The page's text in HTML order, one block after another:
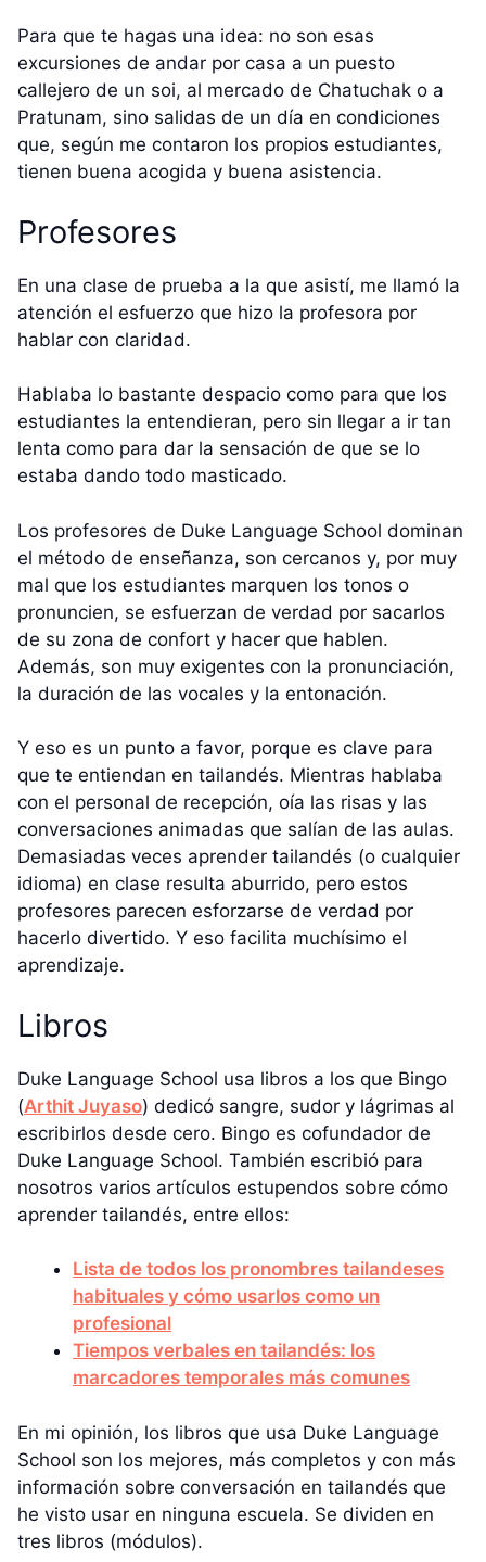
Para que te hagas una idea: no son esas
excursiones de andar por casa a un puesto
callejero de un soi, al mercado de Chatuchak o a
Pratunam, sino salidas de un día en condiciones
que, según me contaron los propios estudiantes,
tienen buena acogida y buena asistencia.
Profesores
En una clase de prueba a la que asistí, me llamó la
atención el esfuerzo que hizo la profesora por
hablar con claridad.
Hablaba lo bastante despacio como para que los
estudiantes la entendieran, pero sin llegar a ir tan
lenta como para dar la sensación de que se lo
estaba dando todo masticado.
Los profesores de Duke Language School dominan
el método de enseñanza, son cercanos y, por muy
mal que los estudiantes marquen los tonos o
pronuncien, se esfuerzan de verdad por sacarlos
de su zona de confort y hacer que hablen.
Además, son muy exigentes con la pronunciación,
la duración de las vocales y la entonación.
Y eso es un punto a favor, porque es clave para
que te entiendan en tailandés. Mientras hablaba
con el personal de recepción, oía las risas y las
conversaciones animadas que salían de las aulas.
Demasiadas veces aprender tailandés (o cualquier
idioma) en clase resulta aburrido, pero estos
profesores parecen esforzarse de verdad por
hacerlo divertido. Y eso facilita muchísimo el
aprendizaje.
Libros
Duke Language School usa libros a los que Bingo
(Arthit Juyaso) dedicó sangre, sudor y lágrimas al
escribirlos desde cero. Bingo es cofundador de
Duke Language School. También escribió para
nosotros varios artículos estupendos sobre cómo
aprender tailandés, entre ellos:
Lista de todos los pronombres tailandeses
habituales y cómo usarlos como un
profesional
Tiempos verbales en tailandés: los
marcadores temporales más comunes
En mi opinión, los libros que usa Duke Language
School son los mejores, más completos y con más
información sobre conversación en tailandés que
he visto usar en ninguna escuela. Se dividen en
tres libros (módulos).